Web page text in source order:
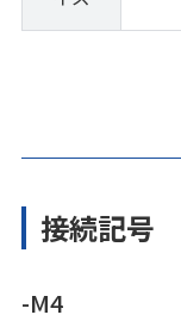
接続記号
-M4